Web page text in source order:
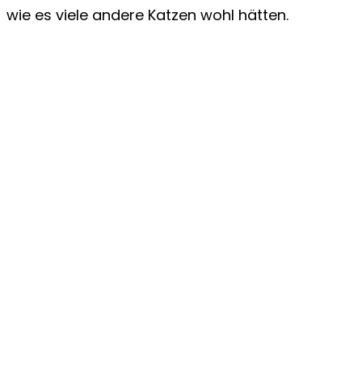
wie es viele andere Katzen wohl hätten.